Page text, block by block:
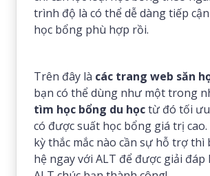
trình độ là có thể dễ dàng tiếp
học bổng phù hợp rồi.
Trên đây là các trang web săn
bạn có thể dùng như một trong
tìm học bổng du họctừ đó tối
có được suất học bổng giá trị
kỳ thắc mắc nào cần sự hỗ trợ thì
hệ ngay với ALT để được giải đáp